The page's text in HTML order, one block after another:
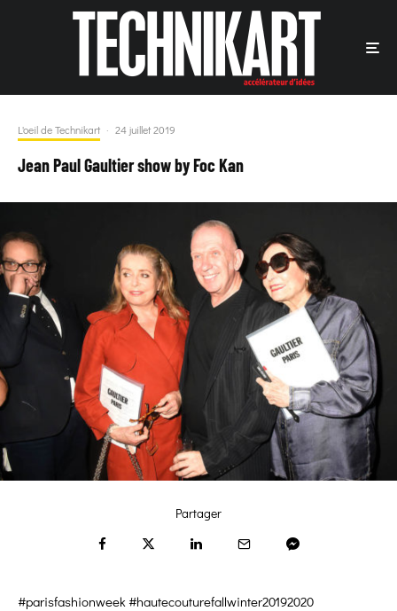
L'oeil de Technikart · 24 juillet 2019
Jean Paul Gaultier show by Foc Kan
Partager
#parisfashionweek #hautecouturefallwinter20192020